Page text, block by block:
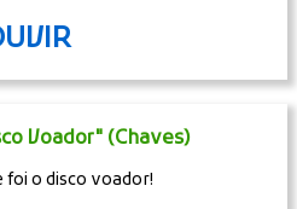
Voador" (Chaves)
foi o disco voador!